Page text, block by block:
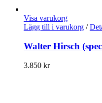
Visa varukorg
Lägg till i varukorg /
Walter Hirsch
3.850 kr